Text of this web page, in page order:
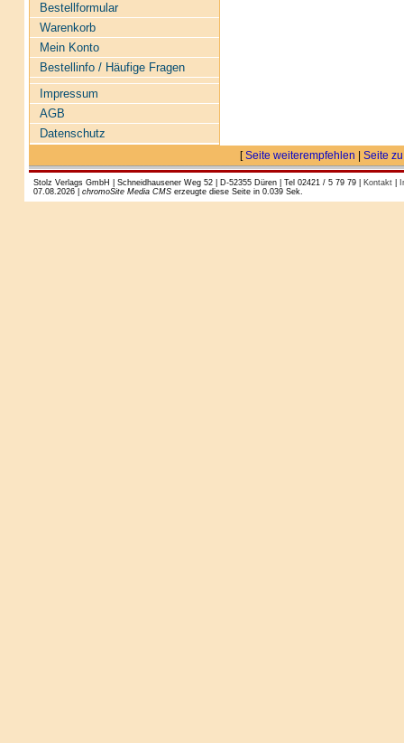
Bestellformular
Warenkorb
Mein Konto
Bestellinfo / Häufige Fragen
Impressum
AGB
Datenschutz
[Seite weiterempfehlen Seite
Stolz Verlags GmbH | Schneidhausener Weg 52 | D-52355 Düren | Tel 02421 / 5 79 79 | Kontakt|
07.08.2026 | chromoSite Media CMSerzeugte diese Seite in 0.039 Sek.